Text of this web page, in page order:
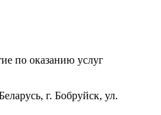
по оказанию услуг
г. Бобруйск, ул.